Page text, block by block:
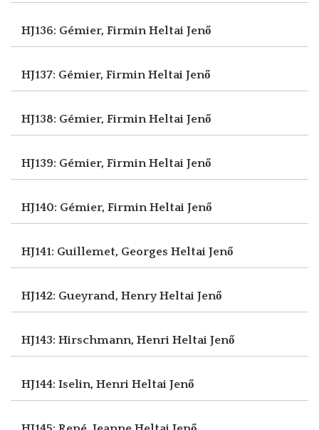
HJ136: Gémier, FirminHeltai Jenő
HJ137: Gémier, FirminHeltai Jenő
HJ138: Gémier, FirminHeltai Jenő
HJ139: Gémier, FirminHeltai Jenő
HJ140: Gémier, FirminHeltai Jenő
HJ141: Guillemet, Georges Heltai Jenő
HJ142: Gueyrand, HenryHeltai Jenő
HJ143: Hirschmann, Henri Heltai Jenő
HJ144: Iselin, Henri Heltai Jenő